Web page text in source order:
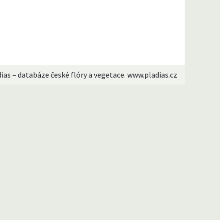
– databáze české flóry a vegetace. www.pladias.cz